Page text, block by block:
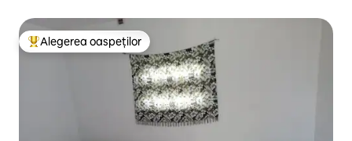
Locuință din topul categoriei Alegerea oaspeților
Alegerea oaspeților